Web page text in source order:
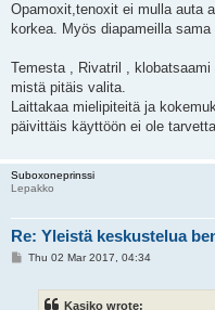
Opamoxit,tenoxit ei mulla auta
korkea. Myös diapameilla sama
Temesta , Rivatril ,
mistä pitäis valita.
Laittakaa mielipiteitä ja
päivittäis käyttöön ei ole
Suboxoneprinssi
Lepakko
Re: Yleistä keskustelua
PThu 02 Mar 2017, 04:34
Kasiko wrote: